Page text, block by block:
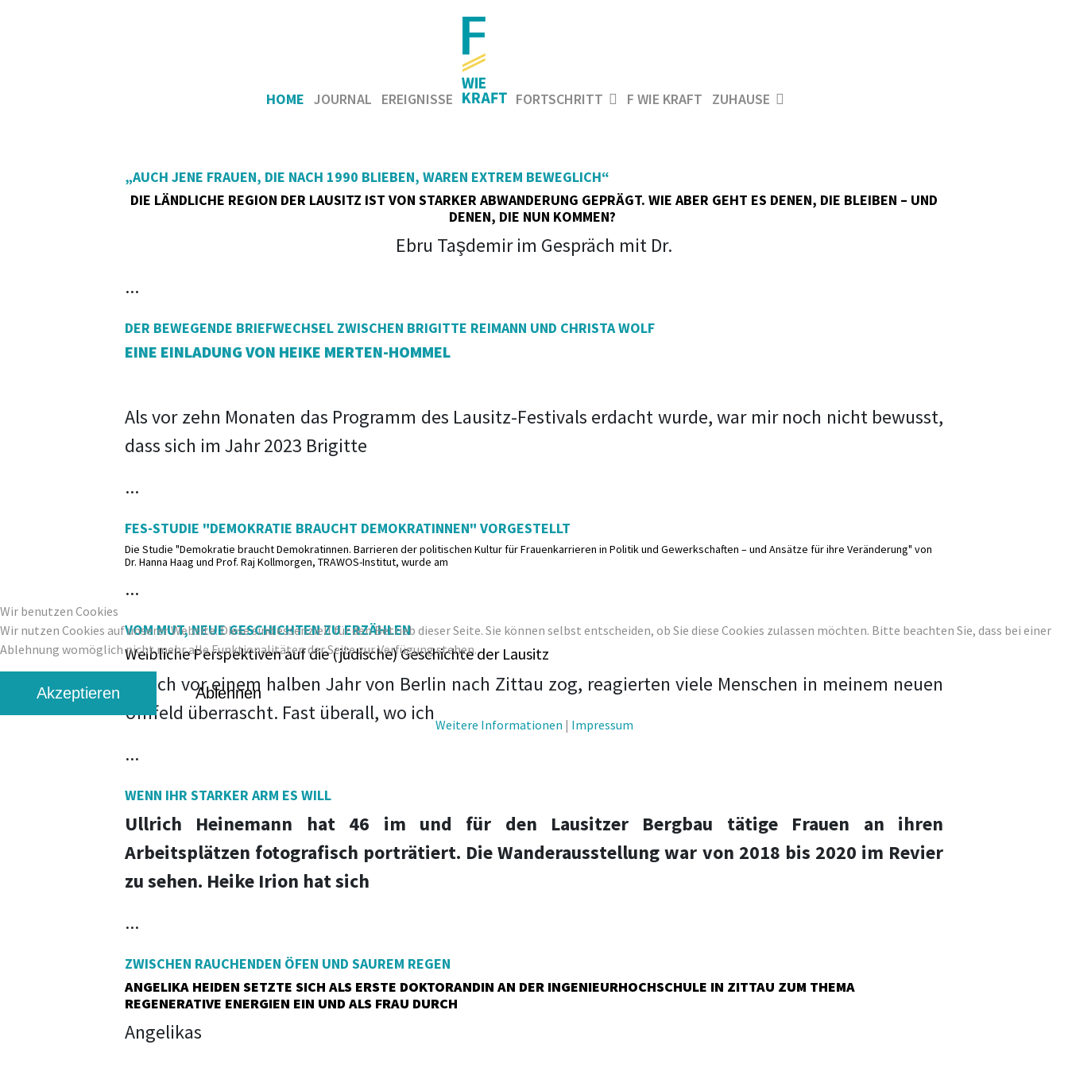
HOME JOURNAL EREIGNISSE FORTSCHRITT F WIE KRAFT ZUHAUSE
„AUCH JENE FRAUEN, DIE NACH 1990 BLIEBEN, WAREN EXTREM BEWEGLICH“
DIE LÄNDLICHE REGION DER LAUSITZ IST VON STARKER ABWANDERUNG GEPRÄGT. WIE ABER GEHT ES DENEN, DIE BLEIBEN – UND
DENEN, DIE NUN KOMMEN?
Ebru Taşdemir im Gespräch mit Dr.
...
DER BEWEGENDE BRIEFWECHSEL ZWISCHEN BRIGITTE REIMANN UND CHRISTA WOLF
EINE EINLADUNG VON HEIKE MERTEN-HOMMEL
Als vor zehn Monaten das Programm des Lausitz-Festivals erdacht wurde, war mir noch nicht bewusst,
dass sich im Jahr 2023 Brigitte
...
FES-STUDIE "DEMOKRATIE BRAUCHT DEMOKRATINNEN" VORGESTELLT
Die Studie "Demokratie braucht Demokratinnen. Barrieren der politischen Kultur für Frauenkarrieren in Politik und Gewerkschaften – und Ansätze für ihre Veränderung" von
Dr. Hanna Haag und Prof. Raj Kollmorgen, TRAWOS-Institut, wurde am
...
VOM MUT, NEUE GESCHICHTEN ZU ERZÄHLEN
Weibliche Perspektiven auf die (jüdische) Geschichte der Lausitz
Als ich vor einem halben Jahr von Berlin nach Zittau zog, reagierten viele Menschen in meinem neuen
Umfeld überrascht. Fast überall, wo ich
...
WENN IHR STARKER ARM ES WILL
Ullrich Heinemann hat 46 im und für den Lausitzer Bergbau tätige Frauen an ihren
Arbeitsplätzen fotografisch porträtiert. Die Wanderausstellung war von 2018 bis 2020 im Revier
zu sehen. Heike Irion hat sich
...
ZWISCHEN RAUCHENDEN ÖFEN UND SAUREM REGEN
ANGELIKA HEIDEN SETZTE SICH ALS ERSTE DOKTORANDIN AN DER INGENIEURHOCHSCHULE IN ZITTAU ZUM THEMA
REGENERATIVE ENERGIEN EIN UND ALS FRAU DURCH
Angelikas
Wir benutzen Cookies
Wir nutzen Cookies auf unserer Website. Diese sind essenziell für den Betrieb dieser Seite. Sie können selbst entscheiden, ob Sie diese Cookies zulassen möchten. Bitte beachten Sie, dass bei einer
Ablehnung womöglich nicht mehr alle Funktionalitäten der Seite zur Verfügung stehen.
Akzeptieren Ablehnen
Weitere Informationen | Impressum